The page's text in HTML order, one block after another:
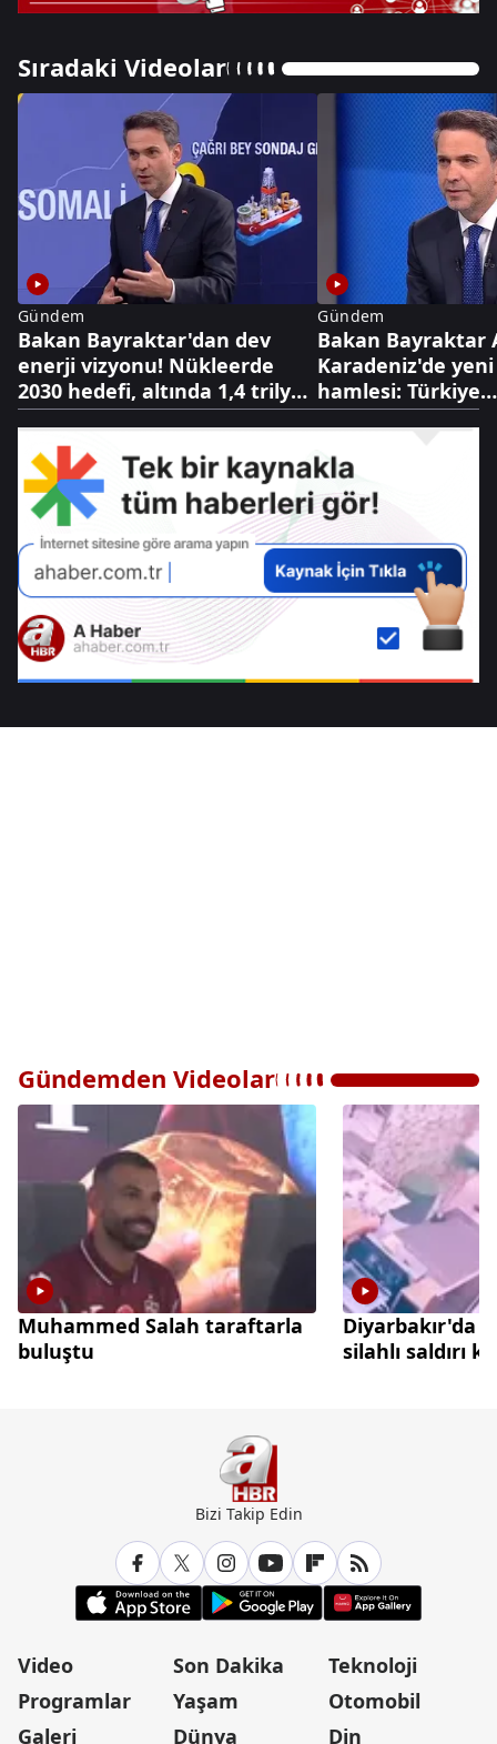
Sıradaki Videolar
Gündem
Bakan Bayraktar'dan dev
enerji vizyonu! Nükleerde
2030 hedefi, altında 1,4 trilyon
dolarlık hazine
Gündem
Bakan Bayraktar
Karadeniz'de
hamlesi: Türkiye
Bulgaristan'da
Gündemden Videolar
Muhammed Salah taraftarla
buluştu
Diyarbakır'da
silahlı saldırı
Bizi Takip Edin
Video
Programlar
Galeri
Son Dakika
Yaşam
Dünya
Teknoloji
Otomobil
Din